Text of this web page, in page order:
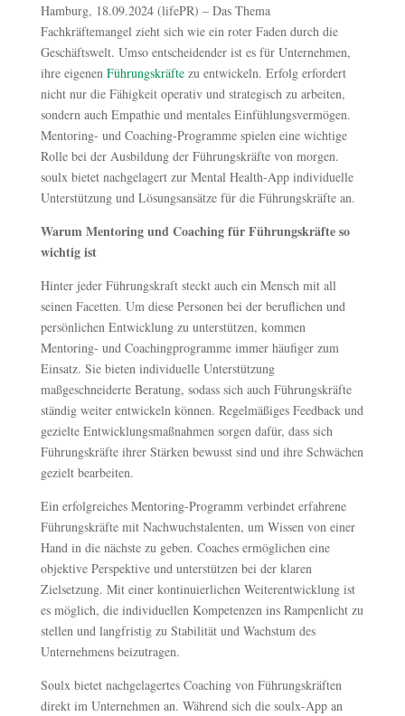
Hamburg, 18.09.2024 (lifePR) – Das Thema
Fachkräftemangel zieht sich wie ein roter Faden durch die
Geschäftswelt. Umso entscheidender ist es für Unternehmen,
ihre eigenen Führungskräftezu entwickeln. Erfolg erfordert
nicht nur die Fähigkeit operativ und strategisch zu arbeiten,
sondern auch Empathie und mentales Einfühlungsvermögen.
Mentoring- und Coaching-Programme spielen eine wichtige
Rolle bei der Ausbildung der Führungskräfte von morgen.
soulx bietet nachgelagert zur Mental Health-App individuelle
Unterstützung und Lösungsansätze für die Führungskräfte an.
Warum Mentoring und Coaching für Führungskräfte so
wichtig ist
Hinter jeder Führungskraft steckt auch ein Mensch mit all
seinen Facetten. Um diese Personen bei der beruflichen und
persönlichen Entwicklung zu unterstützen, kommen
Mentoring- und Coachingprogramme immer häufiger zum
Einsatz. Sie bieten individuelle Unterstützung
maßgeschneiderte Beratung, sodass sich auch Führungskräfte
ständig weiter entwickeln können. Regelmäßiges Feedback und
gezielte Entwicklungsmaßnahmen sorgen dafür, dass sich
Führungskräfte ihrer Stärken bewusst sind und ihre Schwächen
gezielt bearbeiten.
Ein erfolgreiches Mentoring-Programm verbindet erfahrene
Führungskräfte mit Nachwuchstalenten, um Wissen von einer
Hand in die nächste zu geben. Coaches ermöglichen eine
objektive Perspektive und unterstützen bei der klaren
Zielsetzung. Mit einer kontinuierlichen Weiterentwicklung ist
es möglich, die individuellen Kompetenzen ins Rampenlicht zu
stellen und langfristig zu Stabilität und Wachstum des
Unternehmens beizutragen.
Soulx bietet nachgelagertes Coaching von Führungskräften
direkt im Unternehmen an. Während sich die soulx-App an